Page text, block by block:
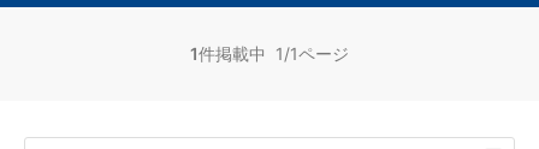
1件掲載中 1/1ページ